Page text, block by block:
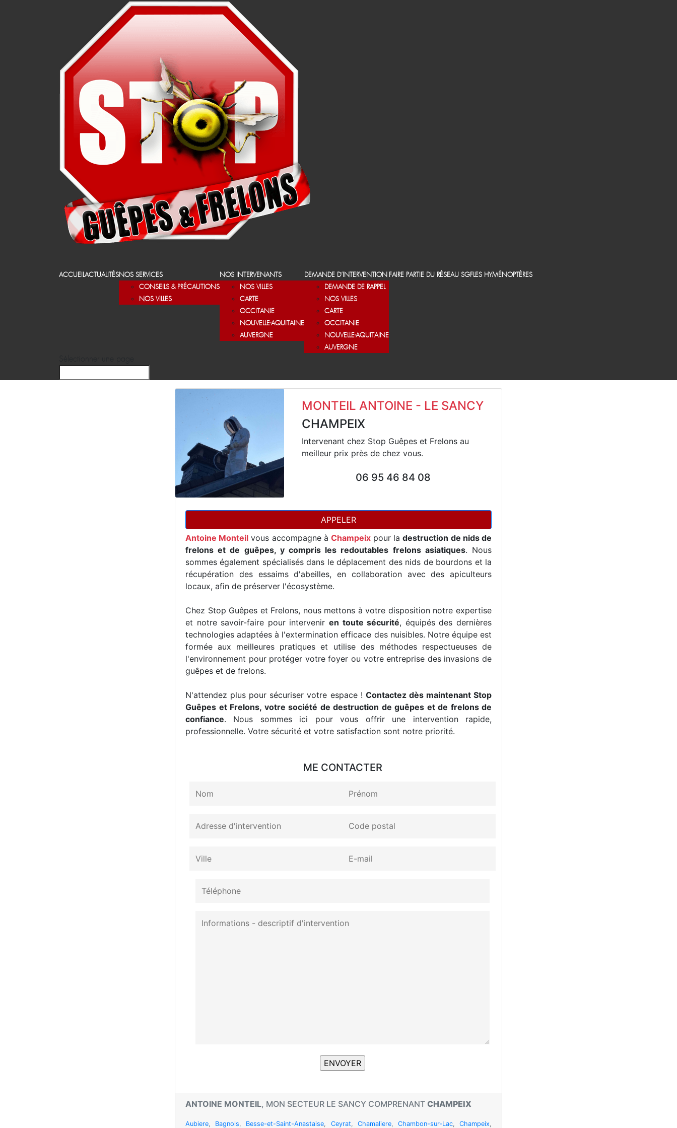
ACCUEILACTUALITÉSNOS SERVICES
CONSEILS & PRÉCAUTIONS
NOS VILLES
NOS INTERVENANTS
NOS VILLES
CARTE
OCCITANIE
NOUVELLE-AQUITAINE
AUVERGNE
DEMANDE D’INTERVENTION
DEMANDE DE RAPPEL
NOS VILLES
CARTE
OCCITANIE
NOUVELLE-AQUITAINE
AUVERGNE
FAIRE PARTIE DU RÉSEAU SGFLES HYMÉNOPTÈRES
MONTEIL ANTOINE - LE SANCY
CHAMPEIX
Intervenant chez Stop Guêpes et Frelons au
meilleur prix près de chez vous.
06 95 46 84 08
APPELER
Antoine Monteil vous accompagne à Champeixpour ladestruction de nids de
frelons et de guêpes, y compris les redoutables frelons asiatiques. Nous
sommes également spécialisés dans le déplacement des nids de bourdons et la
récupération des essaims d'abeilles, en collaboration avec des apiculteurs
locaux, afin de préserver l'écosystème.
Chez Stop Guêpes et Frelons, nous mettons à votre disposition notre expertise
et notre savoir-faire pour intervenir en toute sécurité, équipés des dernières
technologies adaptées à l'extermination efficace des nuisibles. Notre équipe est
formée aux meilleures pratiques et utilise des méthodes respectueuses de
l'environnement pour protéger votre foyer ou votre entreprise des invasions de
guêpes et de frelons.
N'attendez plus pour sécuriser votre espace ! Contactez dès maintenant Stop
Guêpes et Frelons, votre société de destruction de guêpes et de frelons de
confiance. Nous sommes ici pour vous offrir une intervention rapide,
professionnelle. Votre sécurité et votre satisfaction sont notre priorité.
ME CONTACTER
ANTOINE MONTEIL, MON SECTEUR LE SANCY COMPRENANT CHAMPEIX
Aubiere Bagnols Besse-et-Saint-Anastaise Ceyrat Chamaliere, Chambon-sur-Lac,Champeix